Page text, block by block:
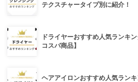
テクスチャータイプ別に紹介！
ドライヤーおすすめ人気ランキ
コスパ商品】
ヘアアイロンおすすめ人気ラン